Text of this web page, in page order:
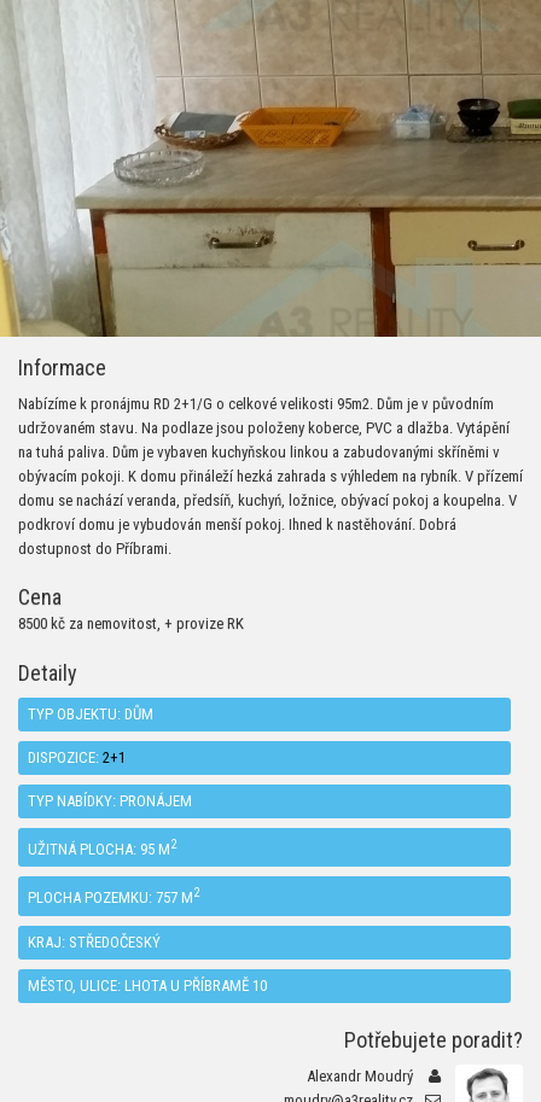
Informace
Nabízíme k pronájmu RD 2+1/G o celkové velikosti 95m2. Dům je v původním
udržovaném stavu. Na podlaze jsou položeny koberce, PVC a dlažba. Vytápění
na tuhá paliva. Dům je vybaven kuchyňskou linkou a zabudovanými skříněmi v
obývacím pokoji. K domu přináleží hezká zahrada s výhledem na rybník. V přízemí
domu se nachází veranda, předsíň, kuchyń, ložnice, obývací pokoj a koupelna. V
podkroví domu je vybudován menší pokoj. Ihned k nastěhování. Dobrá
dostupnost do Příbrami.
Cena
8500 kč za nemovitost, + provize RK
Detaily
TYP OBJEKTU: DŮM
DISPOZICE: 2+1
TYP NABÍDKY: PRONÁJEM
UŽITNÁ PLOCHA: 95 M2
PLOCHA POZEMKU: 757 M2
KRAJ: STŘEDOČESKÝ
MĚSTO, ULICE: LHOTA U PŘÍBRAMĚ 10
Potřebujete poradit?
Alexandr Moudrý